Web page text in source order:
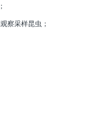
察采样昆虫；